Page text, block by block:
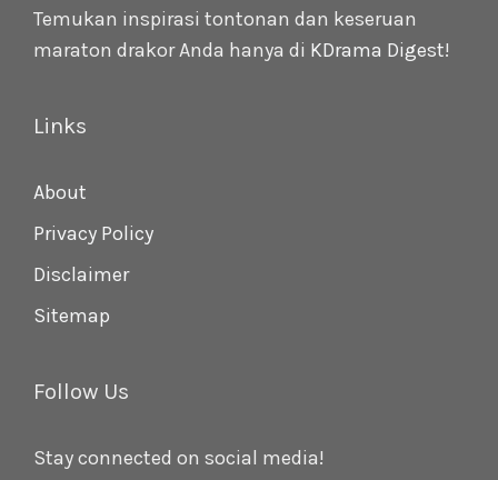
Temukan inspirasi tontonan dan keseruan
maraton drakor Anda hanya di KDrama Digest!
Links
About
Privacy Policy
Disclaimer
Sitemap
Follow Us
Stay connected on social media!